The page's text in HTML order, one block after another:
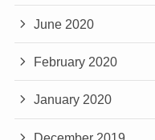
June 2020
February 2020
January 2020